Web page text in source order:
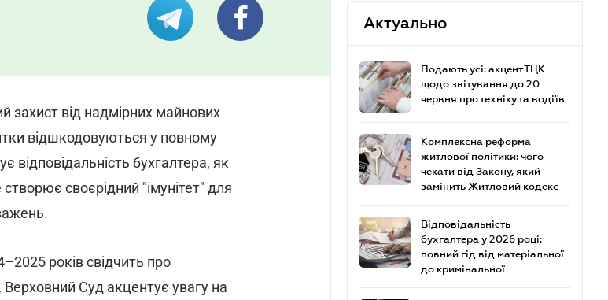
захист від надмірних майнових
відшкодовуються у повному
бухгалтера, як
своєрідний "імунітет" для
років свідчить про
Верховний Суд акцентує увагу на
Актуально
Подають усі: акцент ТЦК
щодо звітування до 20
червня про техніку та водіїв
Комплексна реформа
житлової політики: чого
чекати від Закону, який
замінить Житловий кодекс
Відповідальність
бухгалтера у 2026 році:
повний гід від матеріальної
до кримінальної